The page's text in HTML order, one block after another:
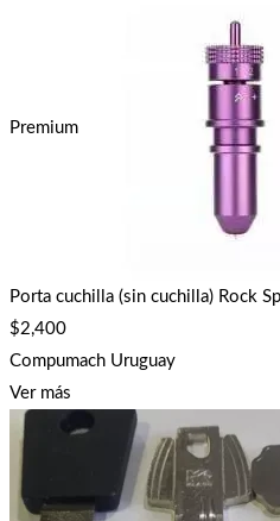
Premium
Porta cuchilla (sin cuchilla) Rock
$2,400
Compumach Uruguay
Ver más